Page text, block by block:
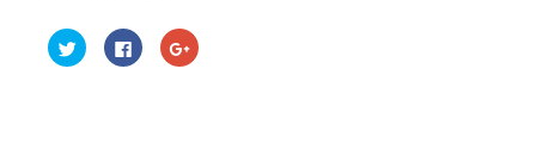
Cliquez
pour
partager
Cliquez
pour
partager
Cliquez
pour